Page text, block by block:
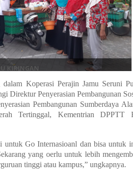
KIRINGAN
Koperasi Perajin Jamu Seruni
Direktur Penyerasian Pembangunan
Pembangunan Sumberdaya
Tertinggal, Kementrian
Go Internasioanl dan bisa untuk
yang oerlu untuk lebih
tinggi atau kampus,” ungkapnya.